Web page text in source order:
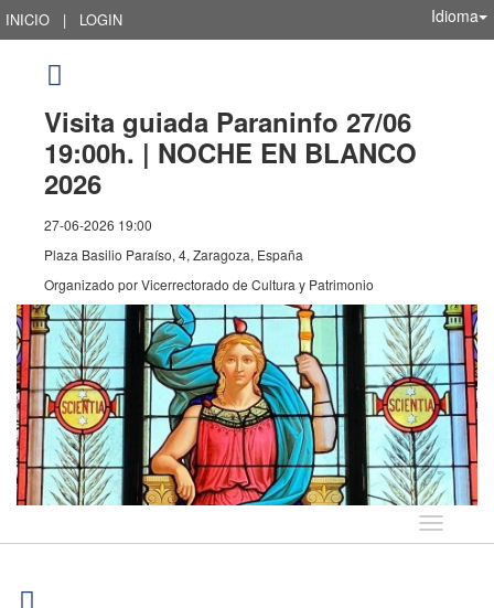
INICIO | LOGIN Idioma
Visita guiada Paraninfo 27/06
19:00h. | NOCHE EN BLANCO
2026
27-06-2026 19:00
Plaza Basilio Paraíso, 4, Zaragoza, España
Organizado porVicerrectorado de Cultura y Patrimonio
Idioma